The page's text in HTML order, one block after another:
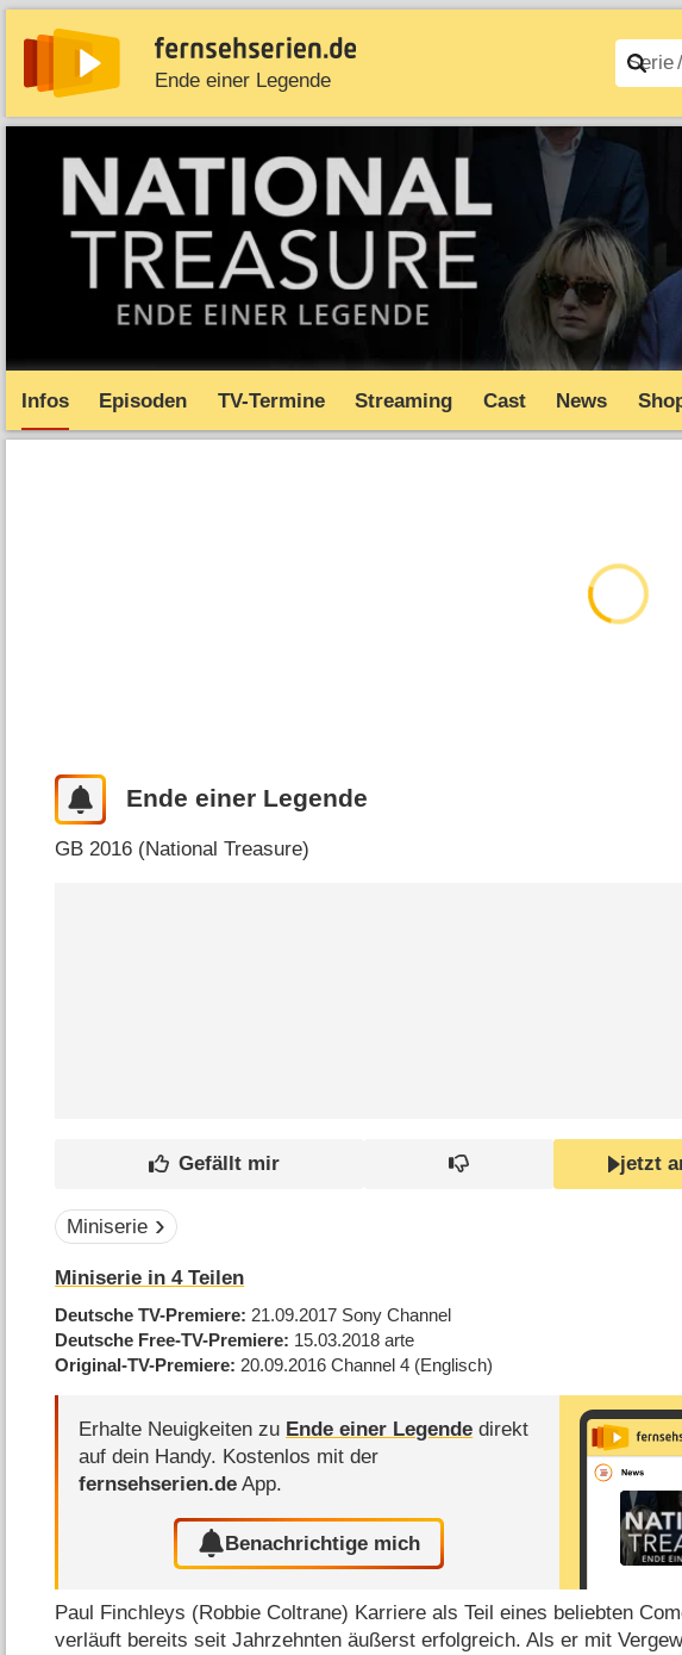
Ende einer Legende
News Entdecken Streaming Filme
Infos Episoden TV-Termine Streaming Cast News
Ende einer Legende
GB 2016 (National Treasure)
jetzt
Miniserie
Miniserie in 4 Teilen
Deutsche TV-Premiere 21.09.2017 Sony Channel
Deutsche Free-TV-Premiere 15.03.2018arte
Original-TV-Premiere 20.09.2016Channel 4 (Englisch)
Erhalte Neuigkeiten zu Ende einer Legende direkt
auf dein Handy. Kostenlos mit der
fernsehserien.de App.
Benachrichtige mich
Paul Finchleys (Robbie Coltrane) Karriere als Teil eines beliebten
verläuft bereits seit Jahrzehnten äußerst erfolgreich. Als er mit